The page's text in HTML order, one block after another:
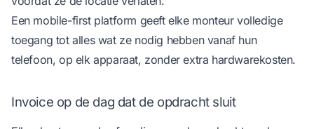
Een mobile-first platform geeft elke monteur volledige
toegang tot alles wat ze nodig hebben vanaf hun
telefoon, op elk apparaat, zonder extra hardwarekosten.
Invoice op de dag dat de opdracht sluit